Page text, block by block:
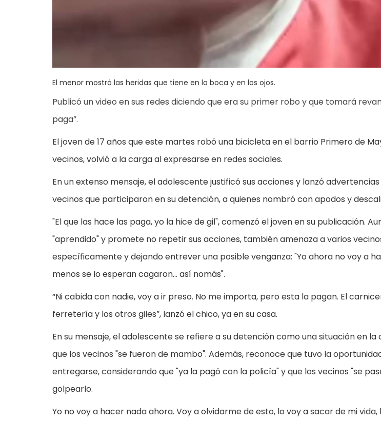
El menor mostró las heridas que tiene en la boca y en los ojos.
Publicó un video en sus redes diciendo que era su primer robo y que tomará
paga”.
El joven de 17 años que este martes robó una bicicleta en el barrio Primero de
vecinos, volvió a la carga al expresarse en redes sociales.
En un extenso mensaje, el adolescente justificó sus acciones y lanzó
vecinos que participaron en su detención, a quienes nombró con apodos y
"El que las hace las paga, yo la hice de gil", comenzó el joven en su publicación.
"aprendido" y promete no repetir sus acciones, también amenaza a varios
específicamente y dejando entrever una posible venganza: "Yo ahora no voy a
menos se lo esperan cagaron... así nomás".
“Ni cabida con nadie, voy a ir preso. No me importa, pero esta la pagan. El
ferretería y los otros giles”, lanzó el chico, ya en su casa.
En su mensaje, el adolescente se refiere a su detención como una situación en
que los vecinos "se fueron de mambo". Además, reconoce que tuvo la
entregarse, considerando que "ya la pagó con la policía" y que los vecinos "se
golpearlo.
Yo no voy a hacer nada ahora. Voy a olvidarme de esto, lo voy a sacar de mi vida,